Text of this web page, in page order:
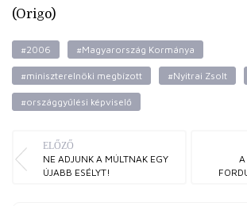
(Origo)
#2006 #Magyarország Kormánya
#miniszterelnöki megbízott #Nyitrai Zsolt
#országgyűlési képviselő
ELŐZŐ
NE ADJUNK A MÚLTNAK EGY
ÚJABB ESÉLYT!
A